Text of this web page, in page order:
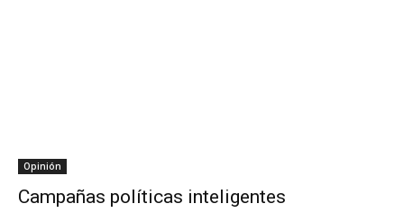
Opinión
Campañas políticas inteligentes